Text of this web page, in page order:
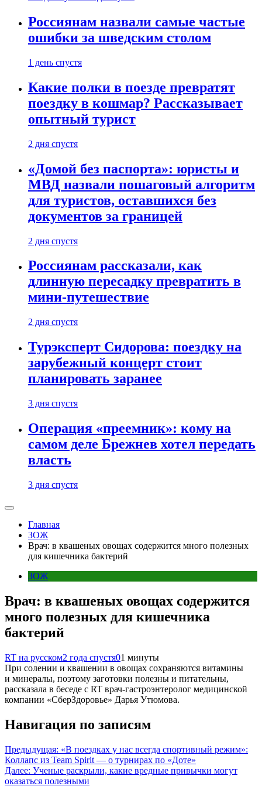
Россиянам назвали самые частые
ошибки за шведским столом
1 день спустя
Какие полки в поезде превратят
поездку в кошмар? Рассказывает
опытный турист
2 дня спустя
«Домой без паспорта»: юристы и
МВД назвали пошаговый алгоритм
для туристов, оставшихся без
документов за границей
2 дня спустя
Россиянам рассказали, как
длинную пересадку превратить в
мини-путешествие
2 дня спустя
Турэксперт Сидорова: поездку на
зарубежный концерт стоит
планировать заранее
3 дня спустя
Операция «преемник»: кому на
самом деле Брежнев хотел передать
власть
3 дня спустя
Главная
ЗОЖ
Врач: в квашеных овощах содержится много полезных
для кишечника бактерий
ЗОЖ
Врач: в квашеных овощах содержится
много полезных для кишечника
бактерий
RT на русском2 года спустя01 минуты
При солении и квашении в овощах сохраняются витамины
и минералы, поэтому заготовки полезны и питательны,
рассказала в беседе с RT врач-гастроэнтеролог медицинской
компании «СберЗдоровье» Дарья Утюмова.
Навигация по записям
Предыдущая: «В поездках у нас всегда спортивный режим»:
Коллапс из Team Spirit — о турнирах по «Доте»
Далее: Ученые раскрыли, какие вредные привычки могут
оказаться полезными